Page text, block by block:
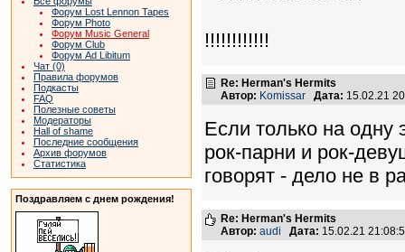
Форум Lost Lennon Tapes
Форум Photo
Форум Music General
Форум Club
Форум Ad Libitum
Чат (0)
Правила форумов
Подкасты
FAQ
Полезные советы
Модераторы
Hall of shame
Последние сообщения
Архив форумов
Статистика
Поздравляем с днем рождения!
!!!!!!!!!!!!
Re: Herman's Hermits
Автор: Komissar Дата: 15.02.21
Если только на одну
рок-парни и рок-
говорят - дело не в
Re: Herman's Hermits
Автор: audi Дата: 15.02.21